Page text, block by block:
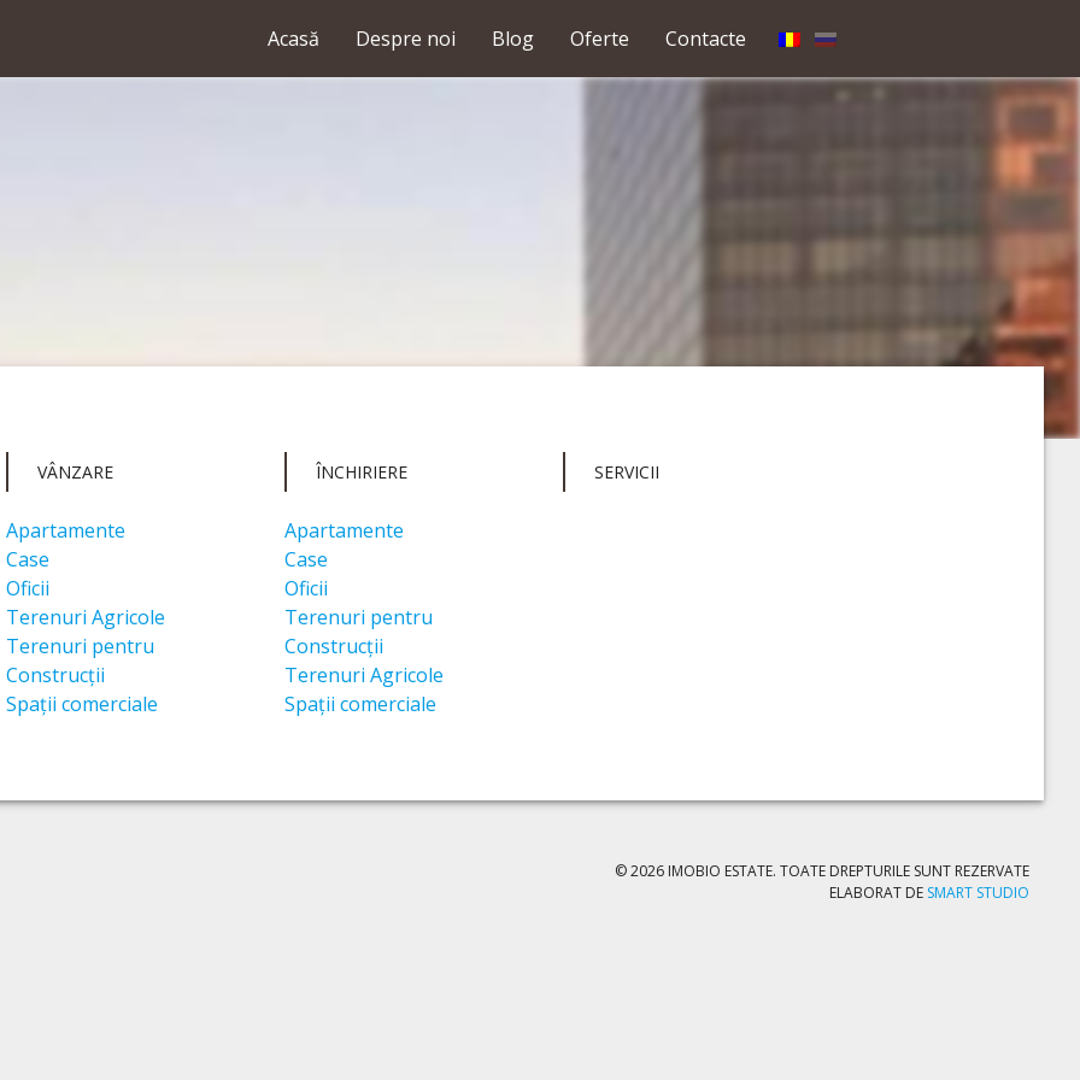
Acasă Despre noi Blog Oferte Contacte
VÂNZARE
Apartamente
Case
Oficii
Terenuri Agricole
Terenuri pentru
Construcții
Spații comerciale
ÎNCHIRIERE
Apartamente
Case
Oficii
Terenuri pentru
Construcții
Terenuri Agricole
Spații comerciale
SERVICII
© 2026 IMOBIO ESTATE. TOATE DREPTURILE SUNT REZERVATE
ELABORAT DE SMART STUDIO